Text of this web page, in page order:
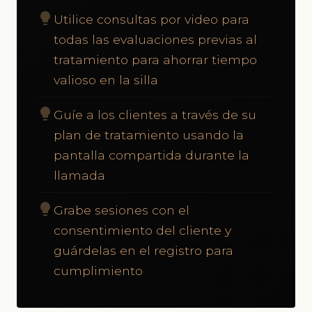
lightbulb Utilice consultas por video para
todas las evaluaciones previas al
tratamiento para ahorrar tiempo
valioso en la silla
lightbulb Guíe a los clientes a través de su
plan de tratamiento usando la
pantalla compartida durante la
llamada
lightbulb Grabe sesiones con el
consentimiento del cliente y
guárdelas en el registro para
cumplimiento